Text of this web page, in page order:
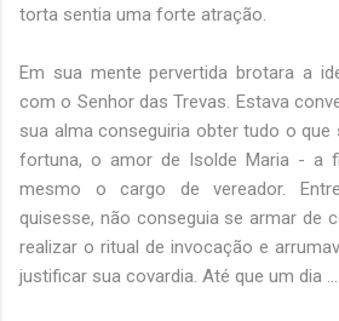
torta sentia uma forte atração.
Em sua mente pervertida brotara a
com o Senhor das Trevas. Estava
sua alma conseguiria obter tudo o que
fortuna, o amor de Isolde Maria - a
mesmo o cargo de vereador.
quisesse, não conseguia se armar de
realizar o ritual de invocação e
justificar sua covardia. Até que um dia ...